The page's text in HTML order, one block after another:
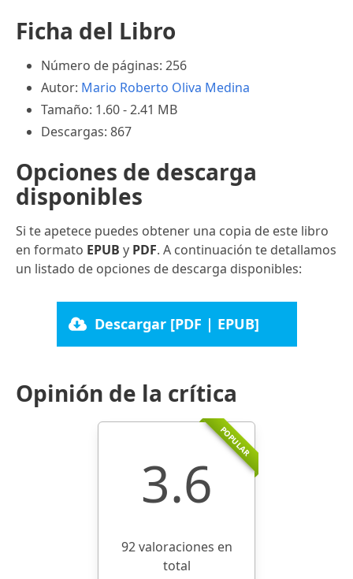
Ficha del Libro
Número de páginas: 256
Autor: Mario Roberto Oliva Medina
Tamaño: 1.60 - 2.41 MB
Descargas: 867
Opciones de descarga
disponibles
Si te apetece puedes obtener una copia de este libro
en formato EPUB y PDF. A continuación te detallamos
un listado de opciones de descarga disponibles:
Descargar [PDF | EPUB]
Opinión de la crítica
POPULAR
3.6
92 valoraciones en
total